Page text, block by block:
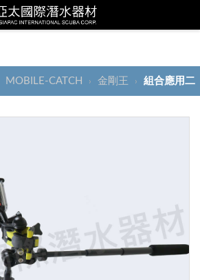
MOBILE-CATCH › 金剛王 › 組合應用二